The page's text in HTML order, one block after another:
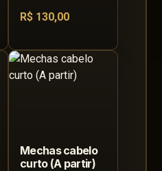
R$ 130,00
Mechas cabelo
curto (A partir)